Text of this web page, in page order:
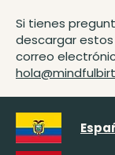
Si tienes
descargar estos
correo